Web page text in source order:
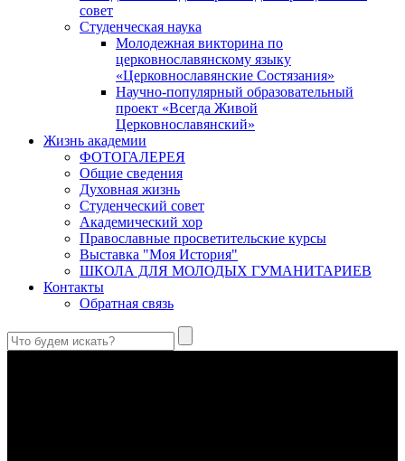
совет
Студенческая наука
Молодежная викторина по
церковнославянскому языку
«Церковнославянские Состязания»
Научно-популярный образовательный
проект «Всегда Живой
Церковнославянский»
Жизнь академии
ФОТОГАЛЕРЕЯ
Общие сведения
Духовная жизнь
Студенческий совет
Академический хор
Православные просветительские курсы
Выставка "Моя История"
ШКОЛА ДЛЯ МОЛОДЫХ ГУМАНИТАРИЕВ
Контакты
Обратная связь